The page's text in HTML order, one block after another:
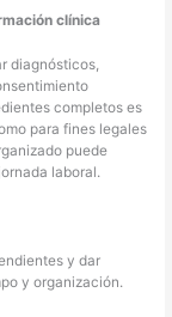
clínica
diagnósticos,
completos es
para fines legales
puede
laboral.
y dar
y organización.